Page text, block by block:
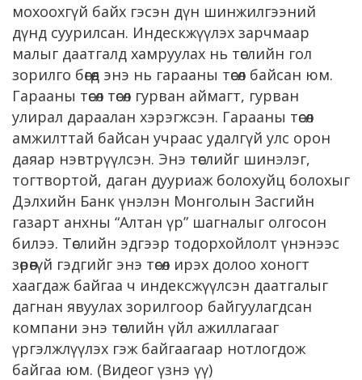
мохоохгүй байх гэсэн дүн шинжилгээний
дүнд суурилсан. Индескжүүлэх зарчмаар
малыг даатгалд хамруулах нь төслийн гол
зорилго бөгөөд энэ нь гарааны төсөл байсан юм.
Гарааны төсөл төсөл гурван аймагт, гурван
улирал дараалан хэрэгжсэн. Гарааны төсөл
амжилттай байсан учраас удалгүй улс орон
даяар нэвтрүүлсэн. Энэ төслийг шинэлэг,
тогтвортой, даган дууриаж болохуйц болохыг
Дэлхийн Банк үнэлэн Монголын Засгийн
газарт анхны “Алтан үр” шагналыг олгосон
билээ. Төслийн эдгээр тодорхойлолт үнэнээс
зөрөөгүй гэдгийг энэ төсөл ирэх долоо хоногт
хаагдаж байгаа ч индексжүүлсэн даатгалыг
дагнан явуулах зорилгоор байгуулагдсан
компани энэ төслийн үйл ажиллагааг
үргэлжлүүлэх гэж байгаагаар нотлогдож
байгаа юм. (Видеог үзнэ үү)